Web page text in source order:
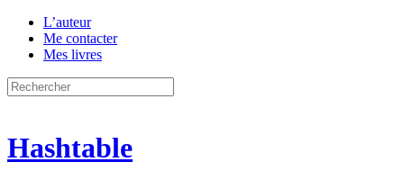
L’auteur
Me contacter
Mes livres
Hashtable